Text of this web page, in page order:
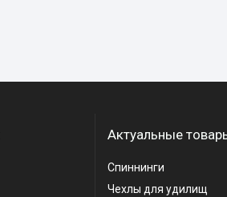
Актуальные
Спиннинги
Чехлы для удилищ